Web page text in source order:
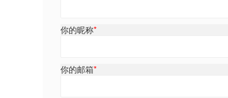
你的昵称*
你的邮箱*